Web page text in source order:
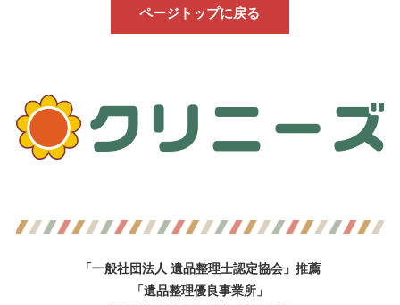
ページトップに戻る
「一般社団法人 遺品整理士認定協会」推薦
「遺品整理優良事業所」